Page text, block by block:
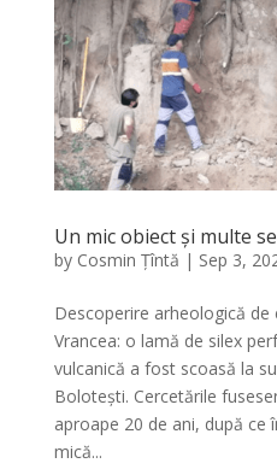
Un mic obiect și multe
by Cosmin Țîntă | Sep 3,
Descoperire arheologică de
Vrancea: o lamă de silex
vulcanică a fost scoasă la
Bolotești. Cercetările
aproape 20 de ani, după
mică...